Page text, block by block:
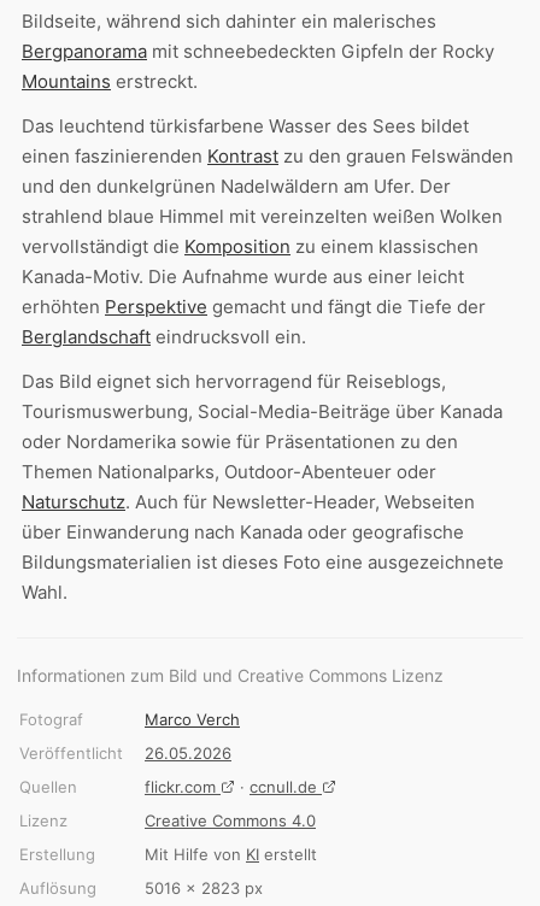
Bildseite, während sich dahinter ein malerisches
Bergpanorama mit schneebedeckten Gipfeln der Rocky
Mountains erstreckt.
Das leuchtend türkisfarbene Wasser des Sees bildet
einen faszinierenden Kontrast zu den grauen Felswänden
und den dunkelgrünen Nadelwäldern am Ufer. Der
strahlend blaue Himmel mit vereinzelten weißen Wolken
vervollständigt die Komposition zu einem klassischen
Kanada-Motiv. Die Aufnahme wurde aus einer leicht
erhöhten Perspektive gemacht und fängt die Tiefe der
Berglandschaft eindrucksvoll ein.
Das Bild eignet sich hervorragend für Reiseblogs,
Tourismuswerbung, Social-Media-Beiträge über Kanada
oder Nordamerika sowie für Präsentationen zu den
Themen Nationalparks, Outdoor-Abenteuer oder
Naturschutz. Auch für Newsletter-Header, Webseiten
über Einwanderung nach Kanada oder geografische
Bildungsmaterialien ist dieses Foto eine ausgezeichnete
Wahl.
Informationen zum Bild und Creative Commons Lizenz
Fotograf
Marco Verch
Veröffentlicht
26.05.2026
Quellen
flickr.com · ccnull.de
Lizenz
Creative Commons 4.0
Erstellung
Mit Hilfe von KI erstellt
Auflösung
5016 × 2823 px